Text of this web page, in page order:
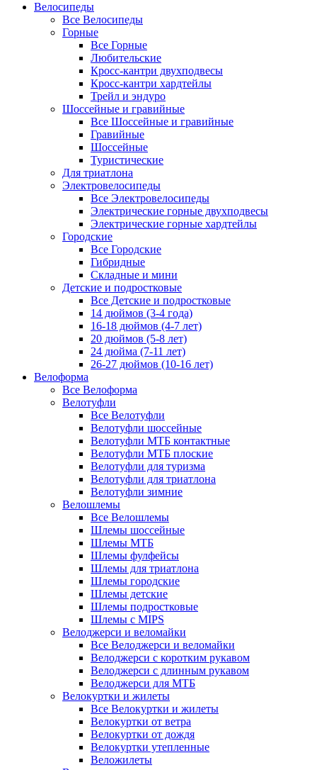
Велосипеды
Все Велосипеды
Горные
Все Горные
Любительские
Кросс-кантри двухподвесы
Кросс-кантри хардтейлы
Трейл и эндуро
Шоссейные и гравийные
Все Шоссейные и гравийные
Гравийные
Шоссейные
Туристические
Для триатлона
Электровелосипеды
Все Электровелосипеды
Электрические горные двухподвесы
Электрические горные хардтейлы
Городские
Все Городские
Гибридные
Складные и мини
Детские и подростковые
Все Детские и подростковые
14 дюймов (3-4 года)
16-18 дюймов (4-7 лет)
20 дюймов (5-8 лет)
24 дюйма (7-11 лет)
26-27 дюймов (10-16 лет)
Велоформа
Все Велоформа
Велотуфли
Все Велотуфли
Велотуфли шоссейные
Велотуфли МТБ контактные
Велотуфли МТБ плоские
Велотуфли для туризма
Велотуфли для триатлона
Велотуфли зимние
Велошлемы
Все Велошлемы
Шлемы шоссейные
Шлемы МТБ
Шлемы фулфейсы
Шлемы для триатлона
Шлемы городские
Шлемы детские
Шлемы подростковые
Шлемы с MIPS
Велоджерси и веломайки
Все Велоджерси и веломайки
Велоджерси с коротким рукавом
Велоджерси с длинным рукавом
Велоджерси для МТБ
Велокуртки и жилеты
Все Велокуртки и жилеты
Велокуртки от ветра
Велокуртки от дождя
Велокуртки утепленные
Веложилеты